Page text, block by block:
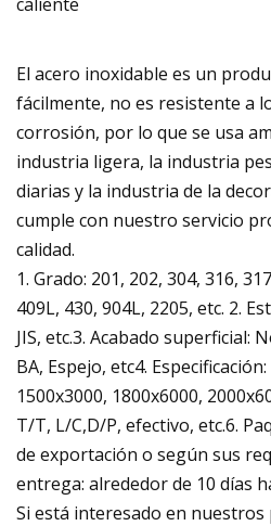
El acero inoxidable es un
fácilmente, no es resistente a
corrosión, por lo que se usa
industria ligera, la industria
diarias y la industria de la
cumple con nuestro servicio
calidad.
1. Grado: 201, 202, 304, 316,
409L, 430, 904L, 2205, etc. 2.
JIS, etc.3. Acabado superficial:
BA, Espejo, etc4.
1500x3000, 1800x6000,
T/T, L/C,D/P, efectivo, etc.6.
de exportación o según sus
entrega: alrededor de 10 días
Si está interesado en